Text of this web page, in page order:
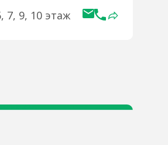
7, 9, 10 этаж